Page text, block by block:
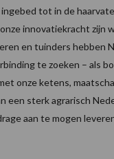
tot in de
innovatiekracht zijn
en tuinders hebben
te zoeken – als
onze ketens,
een sterk agrarisch
aan te mogen